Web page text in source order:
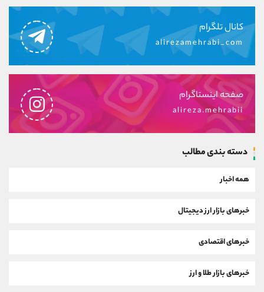
کانال تلگرام
alirezamehrabi_com
صفحه اینستاگرام
alireza.mehrabii
دسته بندی مطالب
همه اخبار
خبرهای بازار ارز دیجیتال
خبرهای اقتصادی
خبرهای بازار طلا و ارز